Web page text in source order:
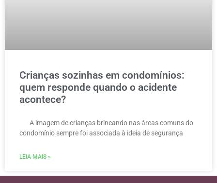
Crianças sozinhas em condomínios:
quem responde quando o acidente
acontece?
A imagem de crianças brincando nas áreas comuns do
condomínio sempre foi associada à ideia de segurança
LEIA MAIS »